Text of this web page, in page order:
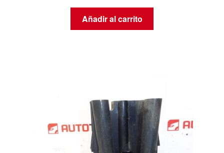
Añadir al carrito